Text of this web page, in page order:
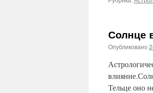
Солнце
Опубликовано
Тельце оно